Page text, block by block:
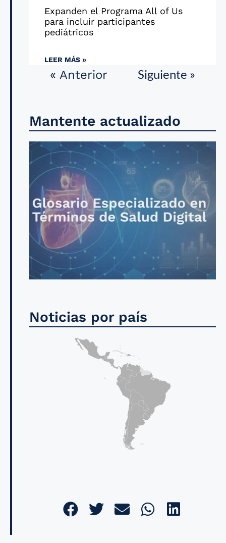
Expanden el Programa All of Us
para incluir participantes
pediátricos
LEER MÁS »
« Anterior Siguiente »
Mantente actualizado
Noticias por país